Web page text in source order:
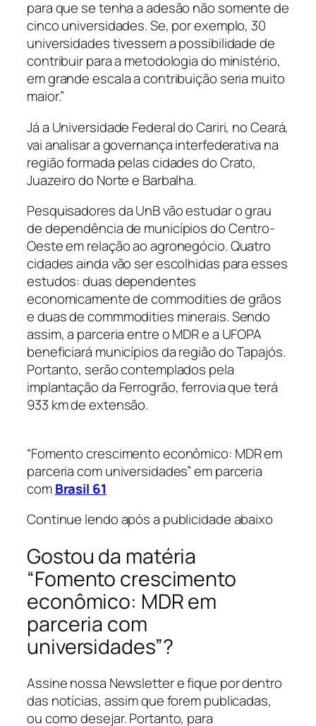
para que se tenha a adesão não somente de
cinco universidades. Se, por exemplo, 30
universidades tivessem a possibilidade de
contribuir para a metodologia do ministério,
em grande escala a contribuição seria muito
maior.”
Já a Universidade Federal do Cariri, no Ceará,
vai analisar a governança interfederativa na
região formada pelas cidades do Crato,
Juazeiro do Norte e Barbalha.
Pesquisadores da UnB vão estudar o grau
de dependência de municípios do Centro-
Oeste em relação ao agronegócio. Quatro
cidades ainda vão ser escolhidas para esses
estudos: duas dependentes
economicamente de commodities de grãos
e duas de commmodities minerais. Sendo
assim, a parceria entre o MDR e a UFOPA
beneficiará municípios da região do Tapajós.
Portanto, serão contemplados pela
implantação da Ferrogrão, ferrovia que terá
933 km de extensão.
“Fomento crescimento econômico: MDR em
parceria com universidades” em parceria
comBrasil 61
Continue lendo após a publicidade abaixo
Gostou da matéria
“Fomento crescimento
econômico: MDR em
parceria com
universidades”?
Assine nossa Newsletter e fique por dentro
das notícias, assim que forem publicadas,
ou como desejar. Portanto, para